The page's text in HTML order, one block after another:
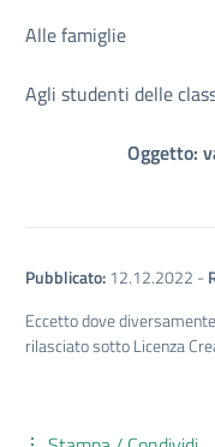
Alle famiglie
Agli studenti delle
Oggetto:
Pubblicato:12.12.2022 -
Eccetto dove
rilasciato sotto Licenza